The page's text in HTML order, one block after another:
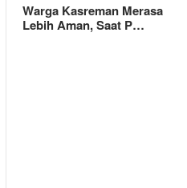
Warga Kasreman Merasa
Lebih Aman, Saat P…